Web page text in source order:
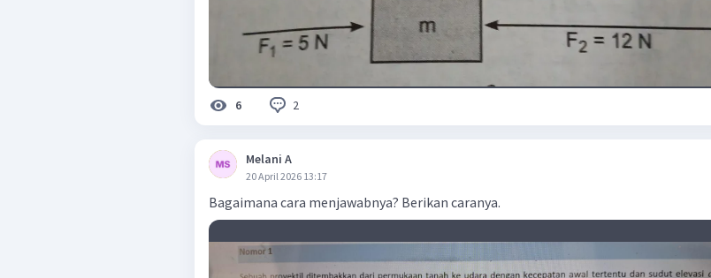
6 2
Melani A
20 April 2026 13:17
Bagaimana cara menjawabnya? Berikan caranya.